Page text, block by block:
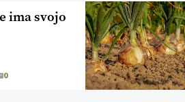
nevaren.
Varnost na kmetiji
bo vedno na prvem mestu.
https://t.co/RcsFHlxERk
#traktor #varnost #kmetijstvo
https://t.co/L4Er80AtXS
ima svojo
0